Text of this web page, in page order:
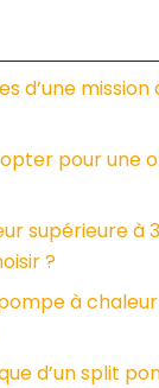
d’une
pour une
supérieure à
?
à
d’un split